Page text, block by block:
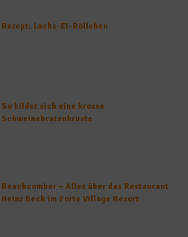
Rezept: Lachs-Ei-Röllchen
So bildet sich eine krosse
Schweinebratenkruste
Beachcomber – Alles über das Restaurant
Heinz Beck im Forte Village Resort